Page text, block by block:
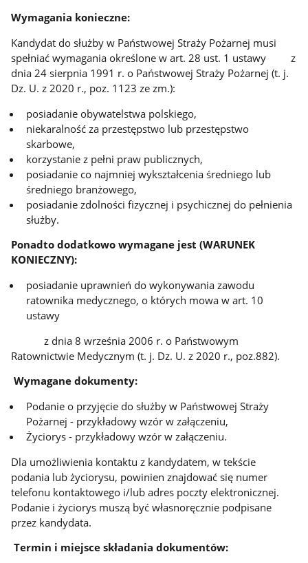
Wymagania konieczne:
Kandydat do służby w Państwowej Straży Pożarnej musi
spełniać wymagania określone w art. 28 ust. 1 ustawy z
dnia 24 sierpnia 1991 r. o Państwowej Straży Pożarnej (t. j.
Dz. U. z 2020 r., poz. 1123 ze zm.):
posiadanie obywatelstwa polskiego,
niekaralność za przestępstwo lub przestępstwo
skarbowe,
korzystanie z pełni praw publicznych,
posiadanie co najmniej wykształcenia średniego lub
średniego branżowego,
posiadanie zdolności fizycznej i psychicznej do pełnienia
służby.
Ponadto dodatkowo wymagane jest (WARUNEK
KONIECZNY):
posiadanie uprawnień do wykonywania zawodu
ratownika medycznego, o których mowa w art. 10
ustawy
z dnia 8 września 2006 r. o Państwowym
Ratownictwie Medycznym (t. j. Dz. U. z 2020 r., poz.882).
Wymagane dokumenty:
Podanie o przyjęcie do służby w Państwowej Straży
Pożarnej - przykładowy wzór w załączeniu,
Życiorys - przykładowy wzór w załączeniu.
Dla umożliwienia kontaktu z kandydatem, w tekście
podania lub życiorysu, powinien znajdować się numer
telefonu kontaktowego i/lub adres poczty elektronicznej.
Podanie i życiorys muszą być własnoręcznie podpisane
przez kandydata.
Termin i miejsce składania dokumentów: